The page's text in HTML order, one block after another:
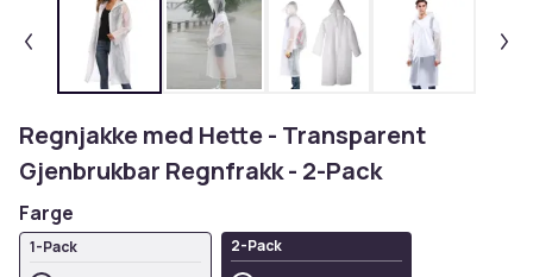
Regnjakke med Hette - Transparent
Gjenbrukbar Regnfrakk - 2-Pack
Farge
1-Pack
2-Pack